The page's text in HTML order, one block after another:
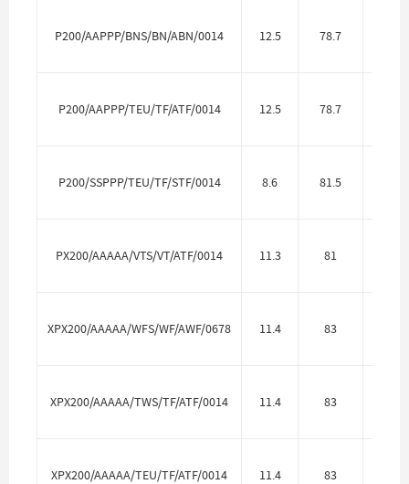
P200/AAPPP/BNS/BN/ABN/0014 12.5 78.7
P200/AAPPP/TEU/TF/ATF/0014 12.5 78.7
P200/SSPPP/TEU/TF/STF/0014 8.6 81.5
PX200/AAAAA/VTS/VT/ATF/0014 11.3 81
XPX200/AAAAA/WFS/WF/AWF/0678 11.4 83
XPX200/AAAAA/TWS/TF/ATF/0014 11.4 83
XPX200/AAAAA/TEU/TF/ATF/0014 11.4 83